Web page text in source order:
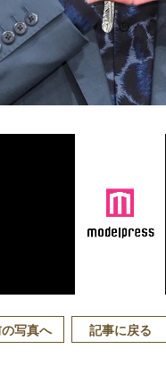
写真へ 記事に戻る